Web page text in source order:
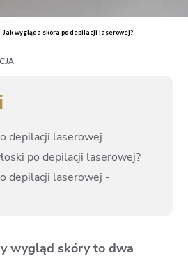
Jak wygląda skóra po depilacji laserowej?
depilacji laserowej
po depilacji laserowej?
depilacji laserowej -
wygląd skóry to dwa